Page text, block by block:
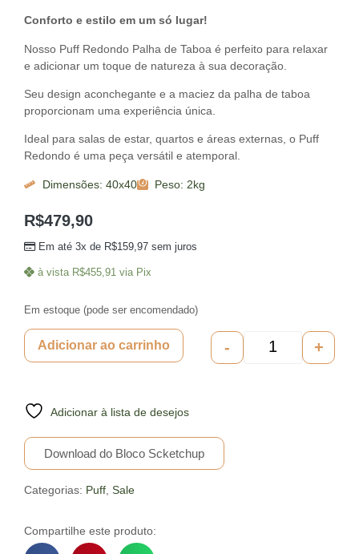
Conforto e estilo em um só lugar!
Nosso Puff Redondo Palha de Taboa é perfeito para relaxar
e adicionar um toque de natureza à sua decoração.
Seu design aconchegante e a maciez da palha de taboa
proporcionam uma experiência única.
Ideal para salas de estar, quartos e áreas externas, o Puff
Redondo é uma peça versátil e atemporal.
Dimensões: 40x40 Peso: 2kg
R$479,90
Em até 3x de R$159,97 sem juros
à vista R$455,91 via Pix
Em estoque (pode ser encomendado)
- +
Adicionar ao carrinho
Adicionar à lista de desejos
Download do Bloco Scketchup
Categorias: Puff Sale
Compartilhe este produto: